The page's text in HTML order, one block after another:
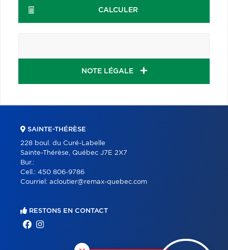
CALCULER
NOTE LÉGALE
SAINTE-THÉRÈSE
228 boul. du Curé-Labelle
Sainte-Thérèse, Québec J7E 2X7
Bur.:
Cell.: 450 806-9786
Courriel: acloutier@remax-quebec.com
RESTONS EN CONTACT